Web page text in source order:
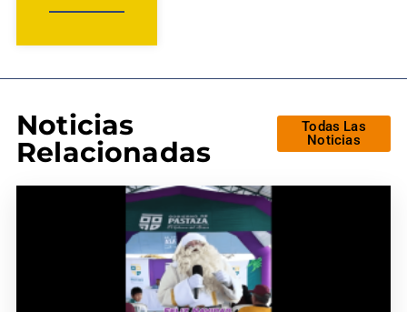
Noticias
Relacionadas
Todas Las
Noticias